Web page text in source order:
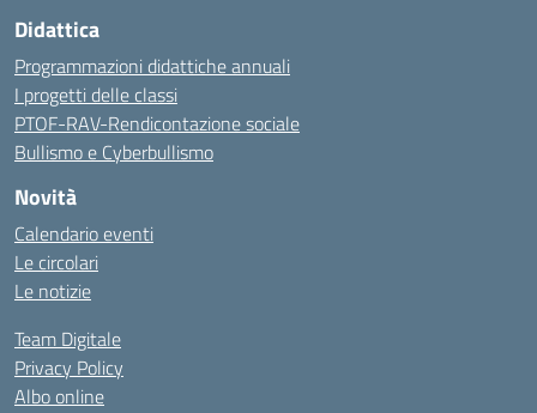
Didattica
Programmazioni didattiche annuali
I progetti delle classi
PTOF-RAV-Rendicontazione sociale
Bullismo e Cyberbullismo
Novità
Calendario eventi
Le circolari
Le notizie
Team Digitale
Privacy Policy
Albo online